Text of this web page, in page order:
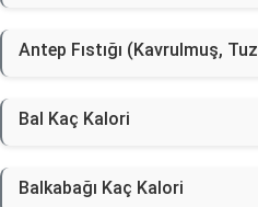
Antep Fıstığı (Kavrulmuş,
Bal Kaç Kalori
Balkabağı Kaç Kalori